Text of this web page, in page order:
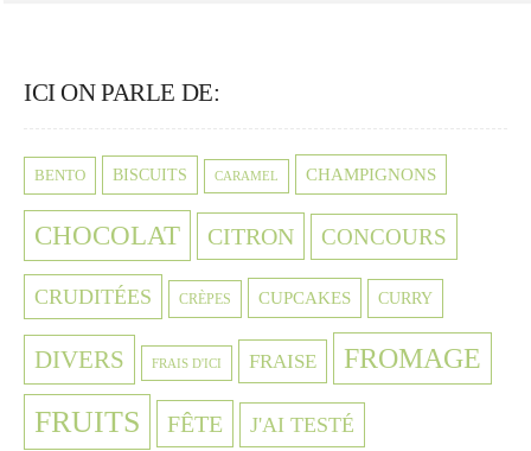
ICI ON PARLE DE:
BENTO BISCUITS CARAMEL CHAMPIGNONS
CHOCOLAT CITRON CONCOURS
CRUDITÉES CRÈPES CUPCAKES CURRY
DIVERS FRAIS D'ICI FRAISE FROMAGE
FRUITS FÊTE J'AI TESTÉ